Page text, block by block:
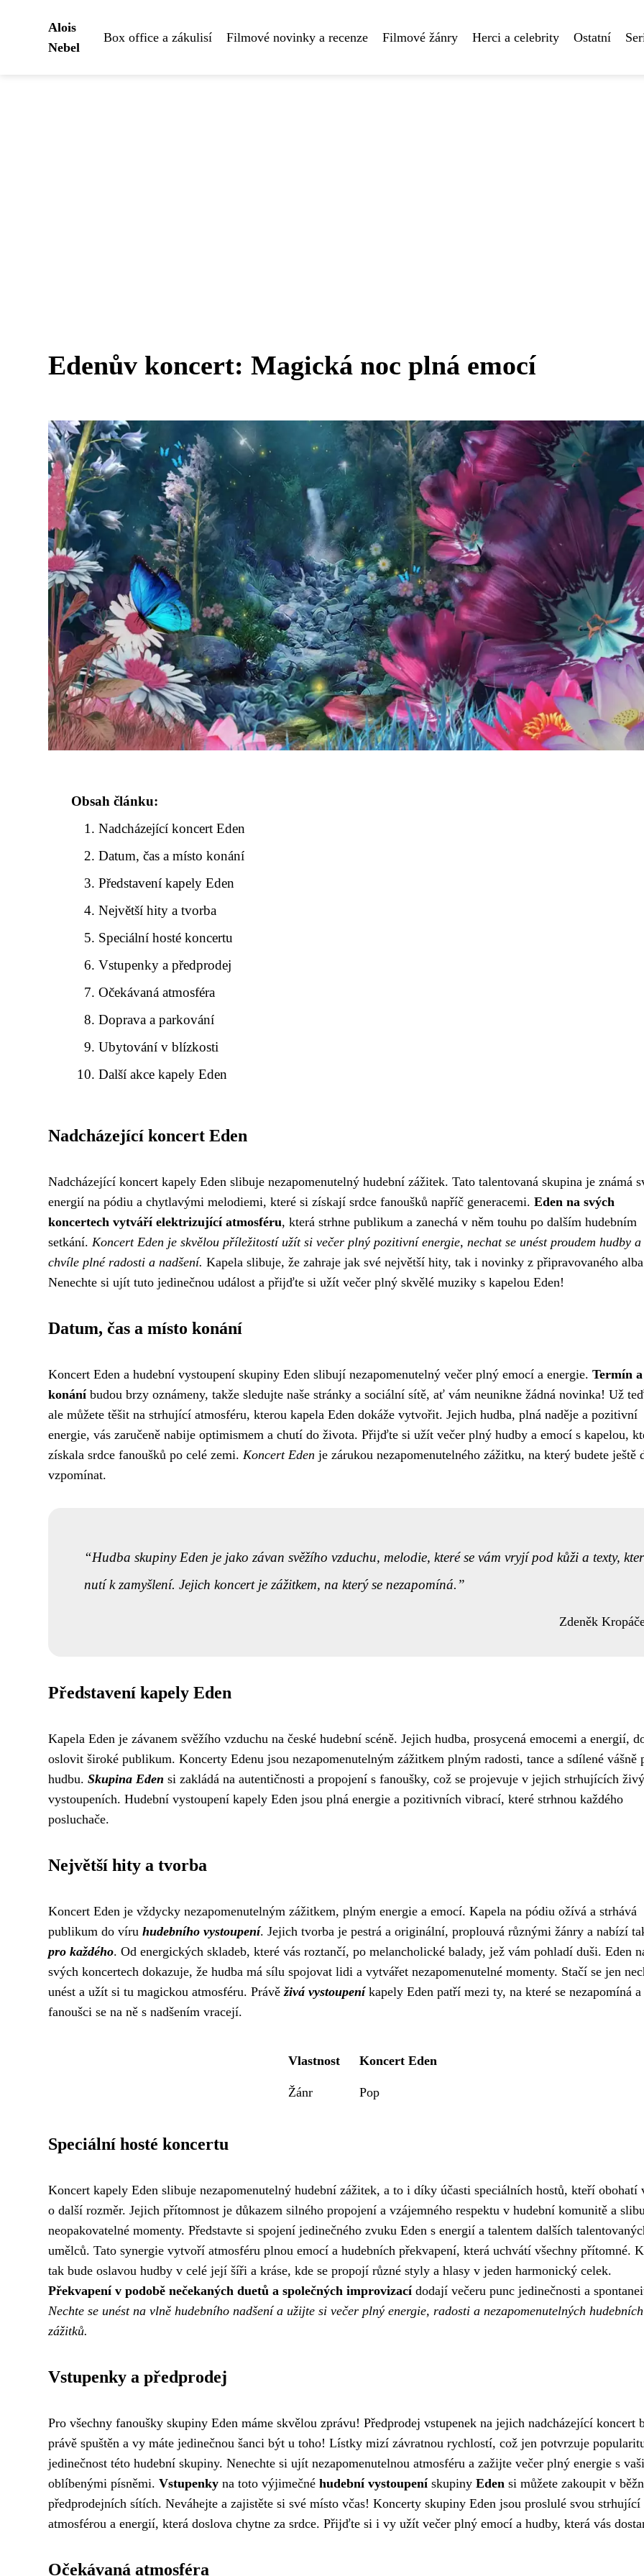
Alois
Nebel
Box office a zákulisí Filmové novinky a recenze Filmové žánry Herci a celebrity Ostatní
Edenův koncert: Magická noc plná emocí
Obsah článku:
Nadcházející koncert Eden
Datum, čas a místo konání
Představení kapely Eden
Největší hity a tvorba
Speciální hosté koncertu
Vstupenky a předprodej
Očekávaná atmosféra
Doprava a parkování
Ubytování v blízkosti
Další akce kapely Eden
Nadcházející koncert Eden
Nadcházející koncert kapely Eden slibuje nezapomenutelný hudební zážitek. Tato talentovaná skupina je známá
energií na pódiu a chytlavými melodiemi, které si získají srdce fanoušků napříč generacemi. Eden na svých
koncertech vytváří elektrizující atmosféru, která strhne publikum a zanechá v něm touhu po dalším hudebním
setkání. Koncert Eden je skvělou příležitostí užít si večer plný pozitivní energie, nechat se unést proudem hudby
chvíle plné radosti a nadšení. Kapela slibuje, že zahraje jak své největší hity, tak i novinky z připravovaného
Nenechte si ujít tuto jedinečnou událost a přijďte si užít večer plný skvělé muziky s kapelou Eden!
Datum, čas a místo konání
Koncert Eden a hudební vystoupení skupiny Eden slibují nezapomenutelný večer plný emocí a energie. Termín
konáníbudou brzy oznámeny, takže sledujte naše stránky a sociální sítě, ať vám neunikne žádná novinka! Už
ale můžete těšit na strhující atmosféru, kterou kapela Eden dokáže vytvořit. Jejich hudba, plná naděje a pozitivní
energie, vás zaručeně nabije optimismem a chutí do života. Přijďte si užít večer plný hudby a emocí s kapelou,
získala srdce fanoušků po celé zemi. Koncert Eden je zárukou nezapomenutelného zážitku, na který budete ještě
vzpomínat.
Hudba skupiny Eden je jako závan svěžího vzduchu, melodie, které se vám vryjí pod kůži a texty,
nutí k zamyšlení. Jejich koncert je zážitkem, na který se nezapomíná.
Zdeněk
Představení kapely Eden
Kapela Eden je závanem svěžího vzduchu na české hudební scéně. Jejich hudba, prosycená emocemi a energií,
oslovit široké publikum. Koncerty Edenu jsou nezapomenutelným zážitkem plným radosti, tance a sdílené vášně
hudbu. Skupina Eden si zakládá na autentičnosti a propojení s fanoušky, což se projevuje v jejich strhujících
vystoupeních. Hudební vystoupení kapely Eden jsou plná energie a pozitivních vibrací, které strhnou každého
posluchače.
Největší hity a tvorba
Koncert Eden je vždycky nezapomenutelným zážitkem, plným energie a emocí. Kapela na pódiu ožívá a strhává
publikum do víru hudebního vystoupení. Jejich tvorba je pestrá a originální, proplouvá různými žánry a nabízí
pro každého. Od energických skladeb, které vás roztančí, po melancholické balady, jež vám pohladí duši. Eden
svých koncertech dokazuje, že hudba má sílu spojovat lidi a vytvářet nezapomenutelné momenty. Stačí se jen
unést a užít si tu magickou atmosféru. Právě živá vystoupeníkapely Eden patří mezi ty, na které se nezapomíná a
fanoušci se na ně s nadšením vracejí.
Vlastnost Koncert Eden
Žánr Pop
Speciální hosté koncertu
Koncert kapely Eden slibuje nezapomenutelný hudební zážitek, a to i díky účasti speciálních hostů, kteří obohatí
o další rozměr. Jejich přítomnost je důkazem silného propojení a vzájemného respektu v hudební komunitě a
neopakovatelné momenty. Představte si spojení jedinečného zvuku Eden s energií a talentem dalších
umělců. Tato synergie vytvoří atmosféru plnou emocí a hudebních překvapení, která uchvátí všechny přítomné.
tak bude oslavou hudby v celé její šíři a kráse, kde se propojí různé styly a hlasy v jeden harmonický celek.
Překvapení v podobě nečekaných duetů a společných improvizacídodají večeru punc jedinečnosti a
Nechte se unést na vlně hudebního nadšení a užijte si večer plný energie, radosti a nezapomenutelných hudebních
zážitků.
Vstupenky a předprodej
Pro všechny fanoušky skupiny Eden máme skvělou zprávu! Předprodej vstupenek na jejich nadcházející koncert
právě spuštěn a vy máte jedinečnou šanci být u toho! Lístky mizí závratnou rychlostí, což jen potvrzuje
jedinečnost této hudební skupiny. Nenechte si ujít nezapomenutelnou atmosféru a zažijte večer plný energie s
oblíbenými písněmi. Vstupenky na toto výjimečné hudební vystoupenískupiny Eden si můžete zakoupit v
předprodejních sítích. Neváhejte a zajistěte si své místo včas! Koncerty skupiny Eden jsou proslulé svou strhující
atmosférou a energií, která doslova chytne za srdce. Přijďte si i vy užít večer plný emocí a hudby, která vás
Očekávaná atmosféra